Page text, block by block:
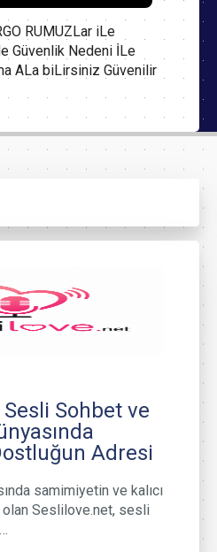
RUMUZLar iLe
Güvenlik Nedeni İLe
ALa biLirsiniz Güvenilir
Sohbet ve
Adresi
samimiyetin ve kalıcı
Seslilove.net, sesli